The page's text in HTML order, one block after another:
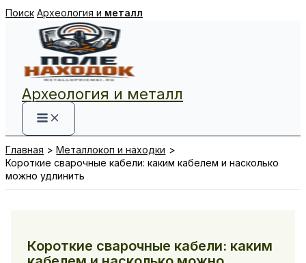
Перейти
содержимому
Поиск Археология и металл
Археология и металл
Главная
Металлокоп и находки
Короткие сварочные кабели: каким кабелем и насколько
можно удлинить
Короткие сварочные кабели: каким